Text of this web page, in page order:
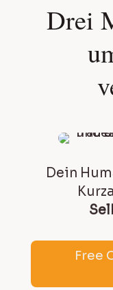
Drei
Dein
Free